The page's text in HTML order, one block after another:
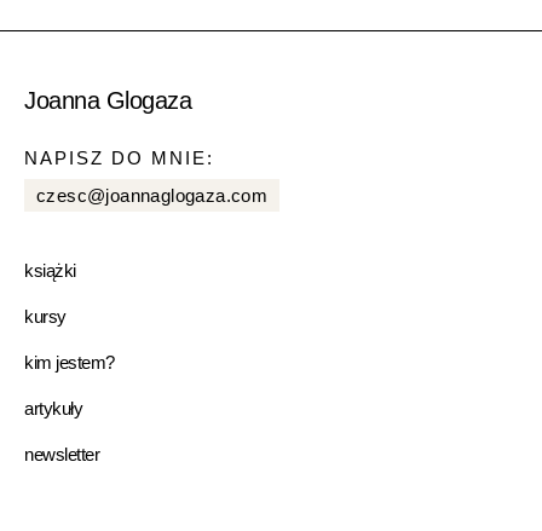
Joanna Glogaza
NAPISZ DO MNIE:
czesc@joannaglogaza.com
książki
kursy
kim jestem?
artykuły
newsletter